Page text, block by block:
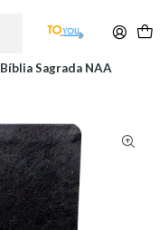
Bíblia Sagrada NAA